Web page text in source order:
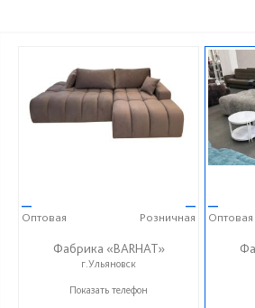
—
Оптовая
—
Розничная
Фабрика «BARHAT»
г.Ульяновск
+7 (996) 219-29-77
Показать телефон
—
Оптовая